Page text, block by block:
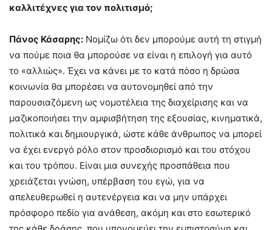
καλλιτέχνες για τον πολιτισμό;
Πάνος Κάσαρης: Νομίζω ότι δεν μπορούμε αυτή τη στιγμή
να πούμε ποια θα μπορούσε να είναι η επιλογή για αυτό
το «αλλιώς». Έχει να κάνει με το κατά πόσο η δρώσα
κοινωνία θα μπορέσει να αυτονομηθεί από την
παρουσιαζόμενη ως νομοτέλεια της διαχείρισης και να
μαζικοποιήσει την αμφισβήτηση της εξουσίας, κινηματικά,
πολιτικά και δημιουργικά, ώστε κάθε άνθρωπος να μπορεί
να έχει ενεργό ρόλο στον προσδιορισμό και του στόχου
και του τρόπου. Είναι μια συνεχής προσπάθεια που
χρειάζεται γνώση, υπέρβαση του εγώ, για να
απελευθερωθεί η αυτενέργεια και να μην υπάρχει
πρόσφορο πεδίο για ανάθεση, ακόμη και στο εσωτερικό